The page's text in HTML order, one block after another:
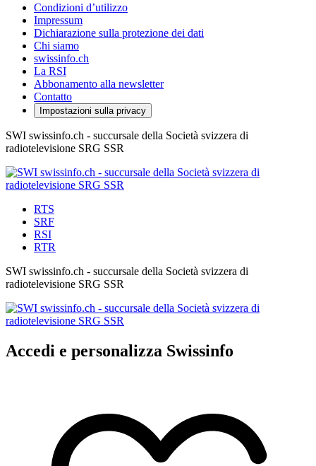
Condizioni d’utilizzo
Impressum
Dichiarazione sulla protezione dei dati
Chi siamo
swissinfo.ch
La RSI
Abbonamento alla newsletter
Contatto
Impostazioni sulla privacy
SWI swissinfo.ch - succursale della Società svizzera di
radiotelevisione SRG SSR
RTS
SRF
RSI
RTR
SWI swissinfo.ch - succursale della Società svizzera di
radiotelevisione SRG SSR
Accedi e personalizza Swissinfo